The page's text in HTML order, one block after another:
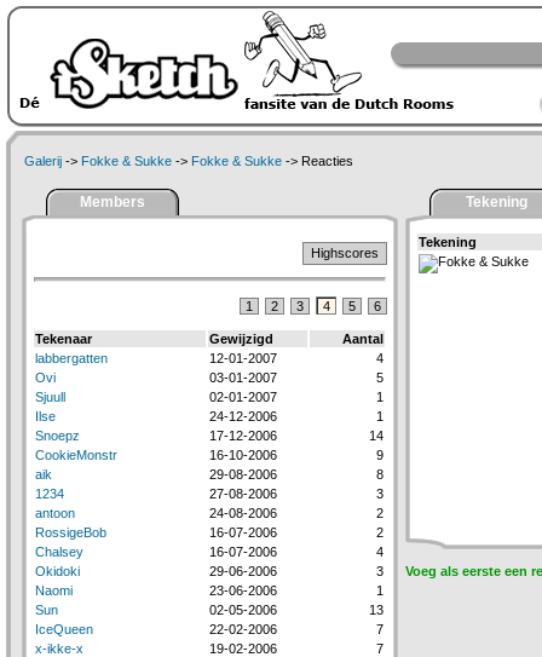
Galerij -> Fokke & Sukke -> Fokke & Sukke -> Reacties
Members
Highscores
1 2 3 4 5 6
Tekenaar Gewijzigd
Aantal
labbergatten
12-01-2007
4
Ovi
03-01-2007
5
Sjuull
02-01-2007
1
Ilse
24-12-2006
1
Snoepz
17-12-2006
14
CookieMonstr
16-10-2006
9
aik
29-08-2006
8
1234
27-08-2006
3
antoon
24-08-2006
2
RossigeBob
16-07-2006
2
Chalsey
16-07-2006
4
Okidoki
29-06-2006
3
Naomi
23-06-2006
1
Sun
02-05-2006
13
IceQueen
22-02-2006
7
x-ikke-x
19-02-2006
7
Tekening
Tekening
Voeg als eerste een